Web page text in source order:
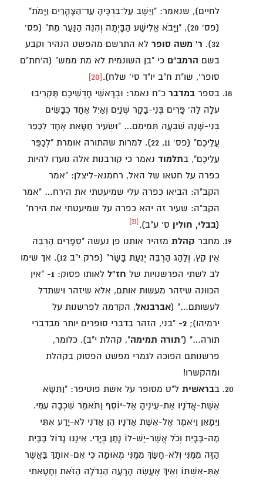
לחיים), שנאמר: "וַיֵּשֶׁב עַל־בִּרְכֶּיהָ עַד־הַצָּהֳרַיִם וַיָּמֹת"
(פס' 20), "וַיָּבֹא אֱלִישָׁע הַבָּיְתָה וְהִנֵּה הַנַּעַר מֵת" (פס'
32).
ר' משה סופר לא התרשם מהפשט הנהיר וקבע
בשם הרמב"ם כי "בן השונמית לא מת ממש" (ה'חת"ם
סופר', שו"ת ח"ב יו"ד סי' שלח).[20]
בספר במדבר כ"ח נאמר: וּבְרָאשֵׁי חָדְשֵׁיכֶם תַּקְרִיבוּ
עֹלָה לַה' פָּרִים בְּנֵי-בָקָר שְׁנַיִם וְאַיִל אֶחָד כְּבָשִׂים
בְּנֵי-שָׁנָה שִׁבְעָה תְּמִימִם… "וּשְׂעִיר חַטָּאת אֶחָד לְכַפֵּר
עֲלֵיכֶם" (פס' 11, 22). למרות שהתורה אומרת "לְכַפֵּר
עֲלֵיכֶם", בתלמוד נאמר כי קורבנות אלה נועדו להיות
כפרה על חטאו של האל, רחמנא-ליצלן: "אמר
הקב"ה: הביאו כפרה עלי שמיעטתי את הירח… "אמר
הקב"ה: שעיר זה יהא כפרה על שמיעטתי את הירח"
(בבלי, חולין ס' ע"ב). [21]
מחבר קהלת מזהיר אותנו פן נעשה "סְפָרִים הַרְבֵּה
אֵין קֵץ, וְלַהַג הַרְבֵּה יְגִעַת בָּשָׂר" (פרק י"ב 12). אך שימו
לב לשתי הפרשנויות של חז"ל לאותו פסוק: 1- "אין
הכוונה שיזהר מעשות אותם, אלא שיזהר וישתדל
לעשותם…" (אברבנאל, הקדמה לפרשנות על
ירמיהו); 2- "בני, הזהר בדברי סופרים יותר מבדברי
תורה…" ("תורה תמימה", קהלת י"ב). כלומר,
פרשנותם הפוכה לגמרי מפשט הפסוק בקהלת
ומהקשרו!
בבראשית ל"ט מסופר על אשת פוטיפר: "וַתִּשָּׂא
אֵשֶׁת-אֲדֹנָיו אֶת-עֵינֶיהָ אֶל-יוֹסֵף וַתֹּאמֶר שִׁכְבָה עִמִּי.
וַיְמָאֵן וַיֹּאמֶר אֶל-אֵשֶׁת אֲדֹנָיו הֵן אֲדֹנִי לֹא-יָדַע אִתִּי
מַה-בַּבָּיִת וְכֹל אֲשֶׁר-יֶשׁ-לוֹ נָתַן בְּיָדִי. אֵינֶנּוּ גָדוֹל בַּבַּיִת
הַזֶּה מִמֶּנִּי וְלֹא-חָשַׂךְ מִמֶּנִּי מְאוּמָה כִּי אִם-אוֹתָךְ בַּאֲשֶׁר
אַתְּ-אִשְׁתּוֹ וְאֵיךְ אֶעֱשֶׂה הָרָעָה הַגְּדֹלָה הַזֹּאת וְחָטָאתִי